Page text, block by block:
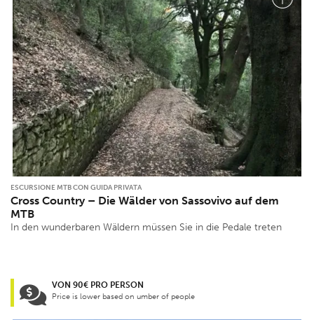
ESCURSIONE MTB CON GUIDA PRIVATA
Cross Country – Die Wälder von Sassovivo auf dem
MTB
In den wunderbaren Wäldern müssen Sie in die Pedale treten
VON 90€ PRO PERSON
Price is lower based on umber of people